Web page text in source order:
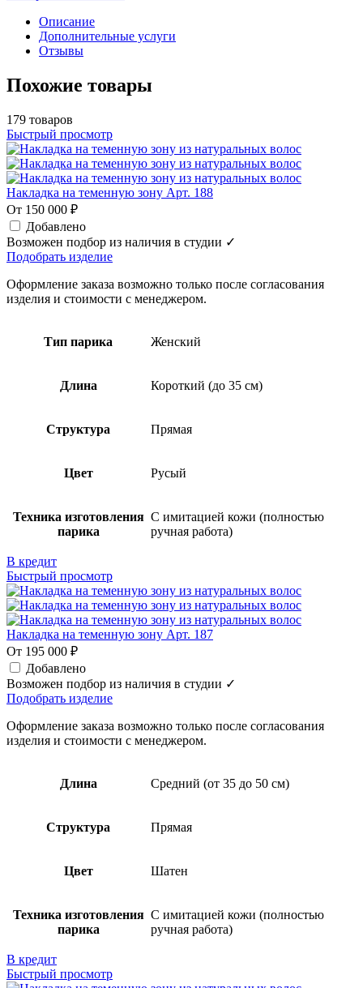
Описание
Дополнительные услуги
Отзывы
Похожие товары
179 товаров
Быстрый просмотр
Накладка на теменную зону Арт. 188
От 150 000 ₽
Добавлено
Возможен подбор из наличия в студии ✓
Подобрать изделие
Оформление заказа возможно только после согласования
изделия и стоимости с менеджером.
Тип парика Женский
Длина Короткий (до 35 см)
Структура Прямая
Цвет Русый
Техника изготовления
парика
С имитацией кожи (полностью
ручная работа)
В кредит
Быстрый просмотр
Накладка на теменную зону Арт. 187
От 195 000 ₽
Добавлено
Возможен подбор из наличия в студии ✓
Подобрать изделие
Оформление заказа возможно только после согласования
изделия и стоимости с менеджером.
Длина Средний (от 35 до 50 см)
Структура Прямая
Цвет Шатен
Техника изготовления
парика
С имитацией кожи (полностью
ручная работа)
В кредит
Быстрый просмотр